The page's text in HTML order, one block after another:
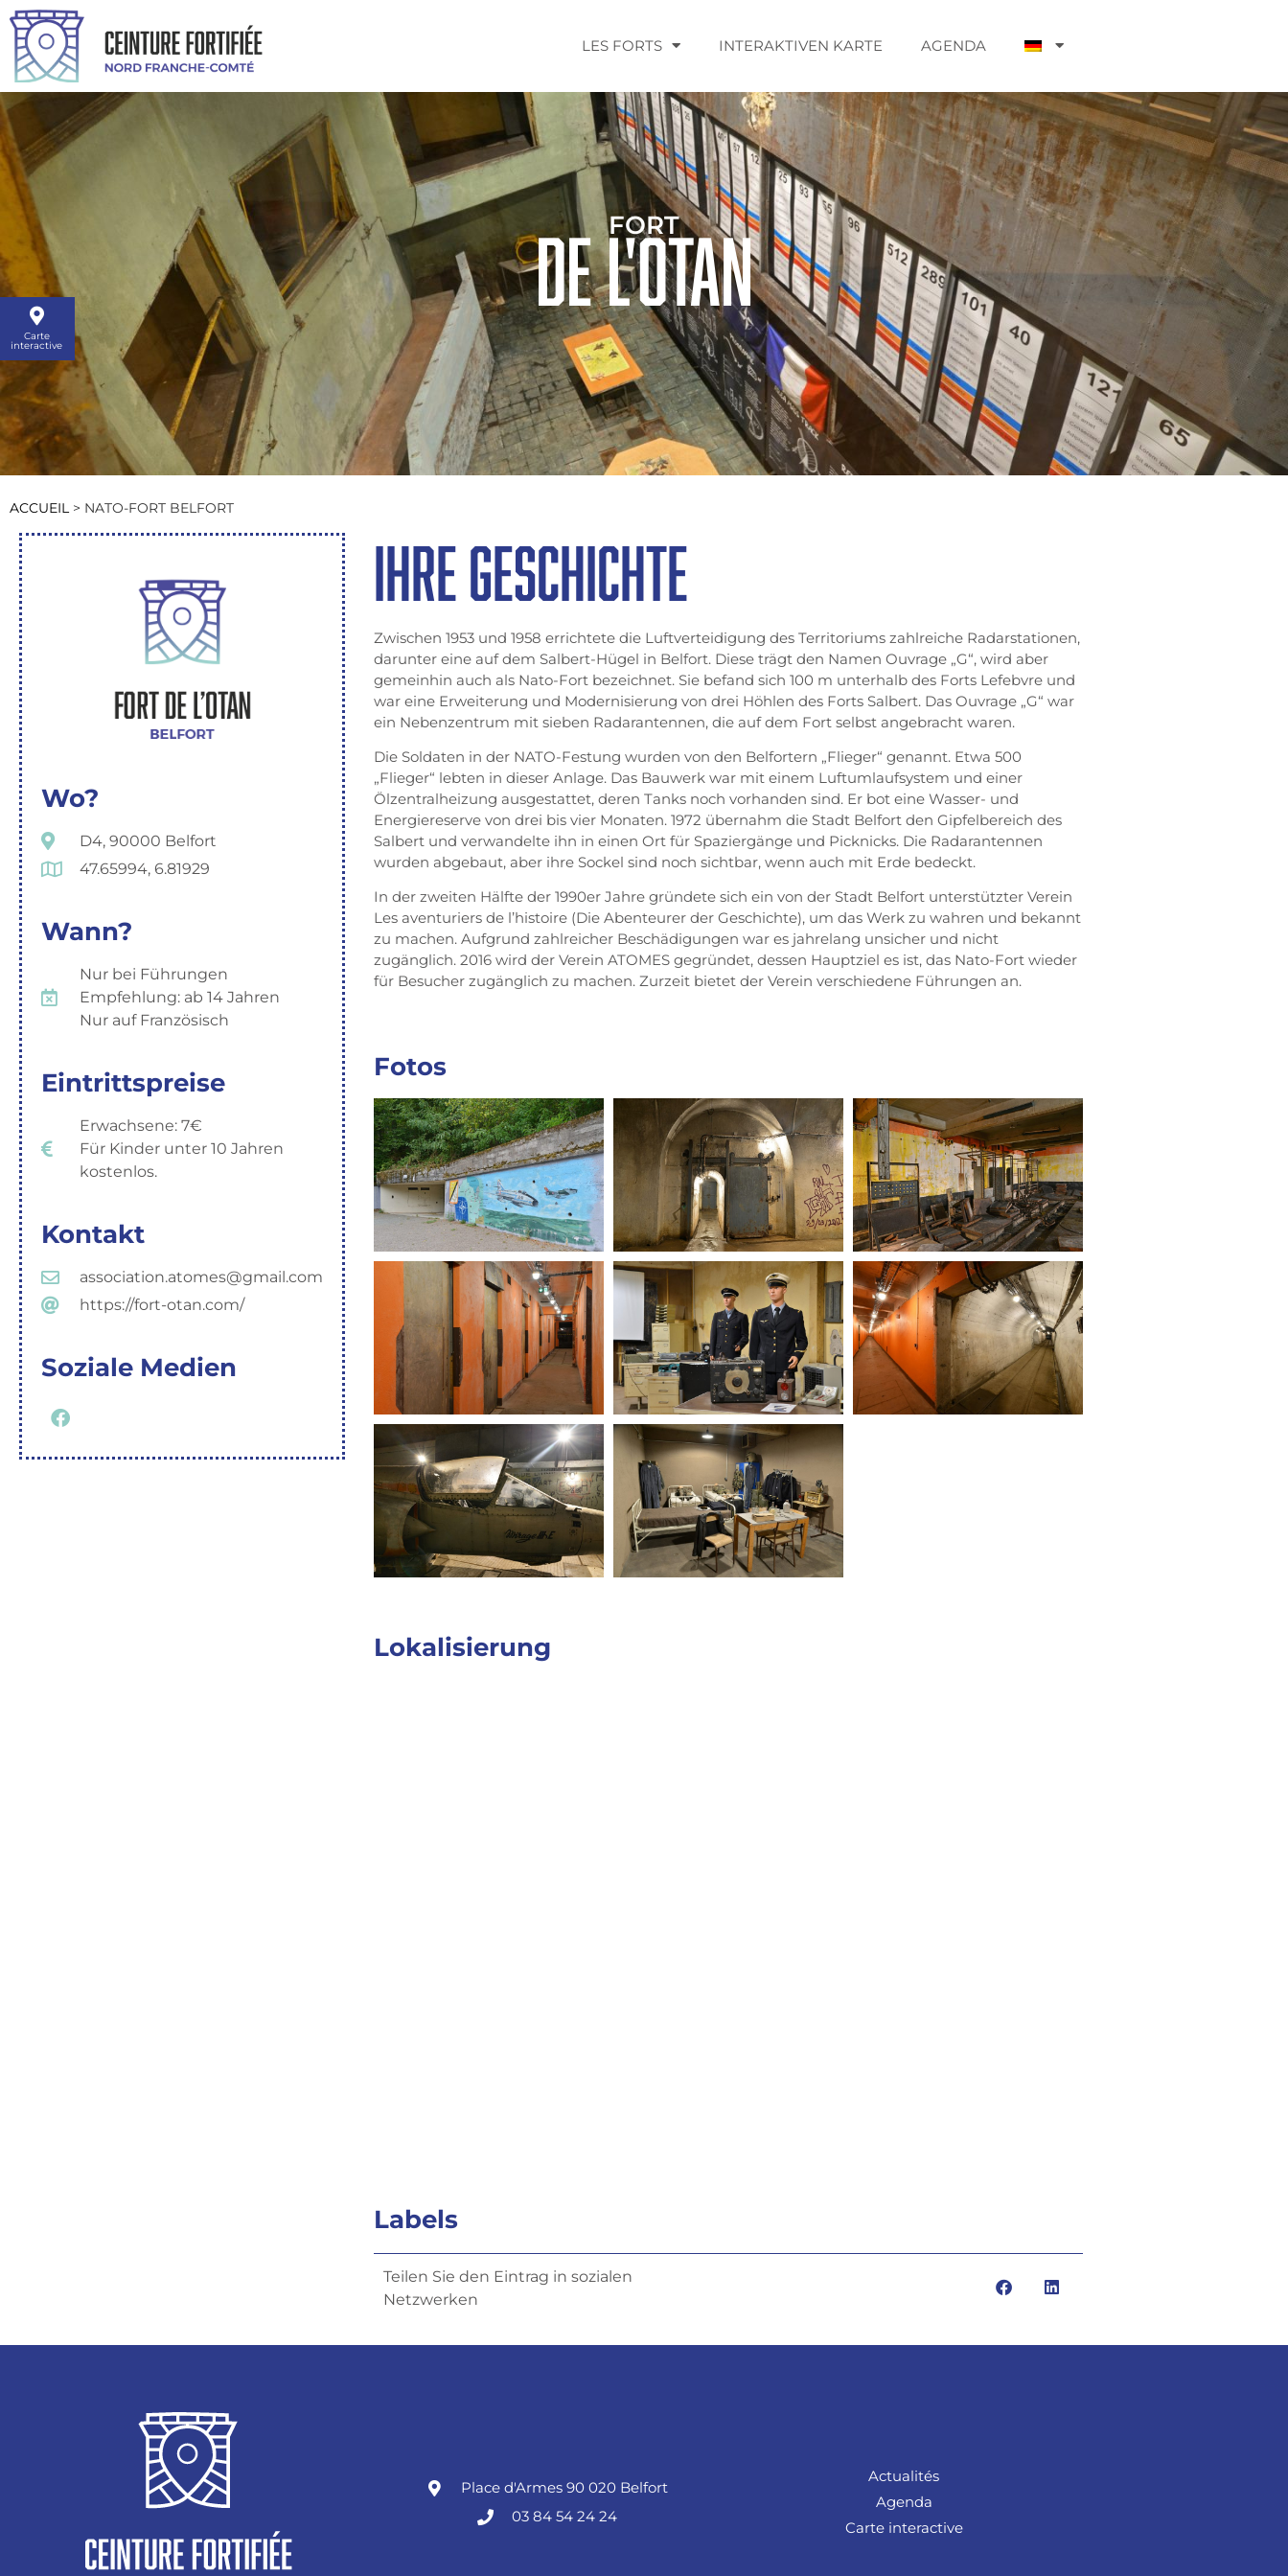
LES FORTS INTERAKTIVEN KARTE AGENDA
Carte
interactive
FORT
de l'OTAN
ACCUEIL > NATO-FORT BELFORT
Wo?
D4, 90000 Belfort
47.65994, 6.81929
Wann?
Nur bei Führungen
Empfehlung: ab 14 Jahren
Nur auf Französisch
Eintrittspreise
Erwachsene: 7€
Für Kinder unter 10 Jahren
kostenlos.
Kontakt
association.atomes@gmail.com
https://fort-otan.com/
Soziale Medien
IHRE GESCHICHTE
Zwischen 1953 und 1958 errichtete die Luftverteidigung des Territoriums zahlreiche Radarstationen,
darunter eine auf dem Salbert-Hügel in Belfort. Diese trägt den Namen Ouvrage „G“, wird aber
gemeinhin auch als Nato-Fort bezeichnet. Sie befand sich 100 m unterhalb des Forts Lefebvre und
war eine Erweiterung und Modernisierung von drei Höhlen des Forts Salbert. Das Ouvrage „G“ war
ein Nebenzentrum mit sieben Radarantennen, die auf dem Fort selbst angebracht waren.
Die Soldaten in der NATO-Festung wurden von den Belfortern „Flieger“ genannt. Etwa 500
„Flieger“ lebten in dieser Anlage. Das Bauwerk war mit einem Luftumlaufsystem und einer
Ölzentralheizung ausgestattet, deren Tanks noch vorhanden sind. Er bot eine Wasser- und
Energiereserve von drei bis vier Monaten. 1972 übernahm die Stadt Belfort den Gipfelbereich des
Salbert und verwandelte ihn in einen Ort für Spaziergänge und Picknicks. Die Radarantennen
wurden abgebaut, aber ihre Sockel sind noch sichtbar, wenn auch mit Erde bedeckt.
In der zweiten Hälfte der 1990er Jahre gründete sich ein von der Stadt Belfort unterstützter Verein
Les aventuriers de l’histoire (Die Abenteurer der Geschichte), um das Werk zu wahren und bekannt
zu machen. Aufgrund zahlreicher Beschädigungen war es jahrelang unsicher und nicht
zugänglich. 2016 wird der Verein ATOMES gegründet, dessen Hauptziel es ist, das Nato-Fort wieder
für Besucher zugänglich zu machen. Zurzeit bietet der Verein verschiedene Führungen an.
Fotos
Lokalisierung
Labels
Teilen Sie den Eintrag in sozialen
Netzwerken
Place d'Armes 90 020 Belfort
03 84 54 24 24
Actualités
Agenda
Carte interactive